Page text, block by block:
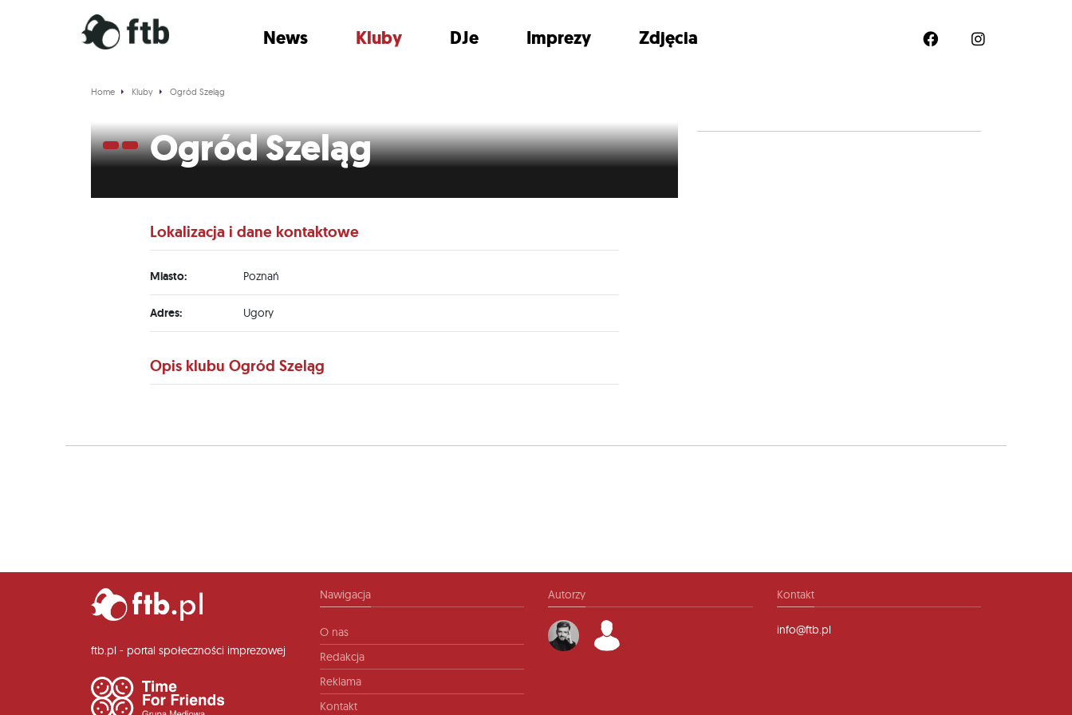
News Kluby DJe Imprezy Zdjęcia
Home Kluby Ogród Szeląg
Ogród Szeląg
Lokalizacja i dane kontaktowe
Miasto: Poznań
Adres: Ugory
Opis klubu Ogród Szeląg
ftb.pl - portal społeczności imprezowej
Nawigacja
O nas
Redakcja
Reklama
Kontakt
Autorzy Kontakt
info@ftb.pl